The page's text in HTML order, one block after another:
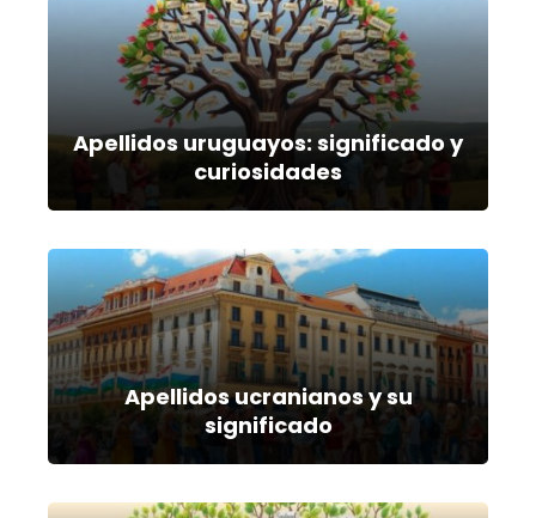
Apellidos uruguayos: significado y
curiosidades
Apellidos ucranianos y su
significado